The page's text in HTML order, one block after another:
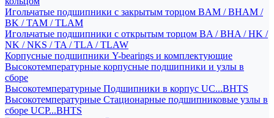
Игольчатые подшипники с закрытым торцом BAM / BHAM /
BK / TAM / TLAM
Игольчатые подшипники с открытым торцом BA / BHA / HK /
NK / NKS / TA / TLA / TLAW
Корпусные подшипники Y-bearings и комплектующие
Высокотемпературные корпусные подшипники и узлы в
сборе
Высокотемпературные Подшипники в корпус UC...BHTS
Высокотемпературные Стационарные подшипниковые узлы в
сборе UCP...BHTS